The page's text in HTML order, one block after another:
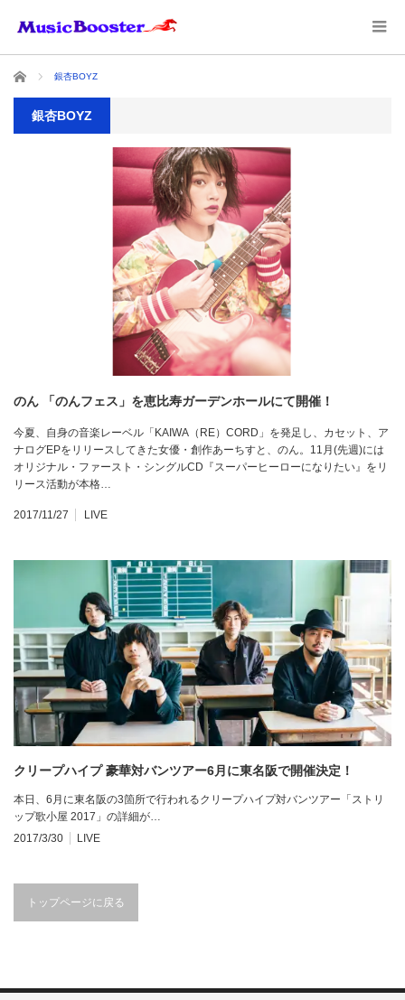
ホーム 銀杏BOYZ
銀杏BOYZ
のん 「のんフェス」を恵比寿ガーデンホールにて開催！
今夏、自身の音楽レーベル「KAIWA（RE）CORD」を発足し、カセット、ア
ナログEPをリリースしてきた女優・創作あーちすと、のん。11月(先週)には
オリジナル・ファースト・シングルCD『スーパーヒーローになりたい』をリ
リース活動が本格…
2017/11/27 LIVE
クリープハイプ 豪華対バンツアー6月に東名阪で開催決定！
本日、6月に東名阪の3箇所で行われるクリープハイプ対バンツアー「ストリ
ップ歌小屋 2017」の詳細が…
2017/3/30
LIVE
トップページに戻る